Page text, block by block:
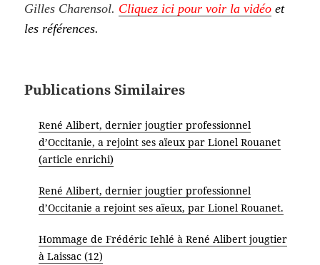
Gilles Charensol. Cliquez ici pour voir la vidéo et
les références.
Publications Similaires
René Alibert, dernier jougtier professionnel
d’Occitanie, a rejoint ses aïeux par Lionel Rouanet
(article enrichi)
René Alibert, dernier jougtier professionnel
d’Occitanie a rejoint ses aïeux, par Lionel Rouanet.
Hommage de Frédéric Iehlé à René Alibert jougtier
à Laissac (12)